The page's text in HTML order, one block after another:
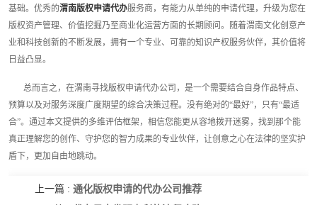
基础。优秀的渭南版权申请代办服务商，有能力从单纯的申请代理，升级为您在
版权资产管理、价值挖掘乃至商业化运营方面的长期顾问。随着渭南文化创意产
业和科技创新的不断发展，拥有一个专业、可靠的知识产权服务伙伴，其价值将
日益凸显。
总而言之，在渭南寻找版权申请代办公司，是一个需要结合自身作品特点、
预算以及对服务深度广度期望的综合决策过程。没有绝对的“最好”，只有“最适
合”。通过本文提供的多维评估框架，相信您能更从容地拨开迷雾，找到那个能
真正理解您的创作、守护您的智力成果的专业伙伴，让创意之心在法律的坚实护
盾下，更加自由地跳动。
上一篇 : 通化版权申请的代办公司推荐